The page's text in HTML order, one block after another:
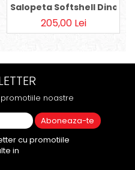
Salopeta Softshell Dino
205,00 Lei
noastre
cu promotiile
in